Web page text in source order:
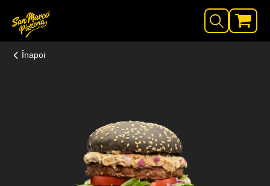
Înapoi